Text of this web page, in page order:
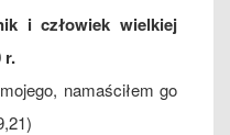
i człowiek wielkiej
r.
namaściłem go